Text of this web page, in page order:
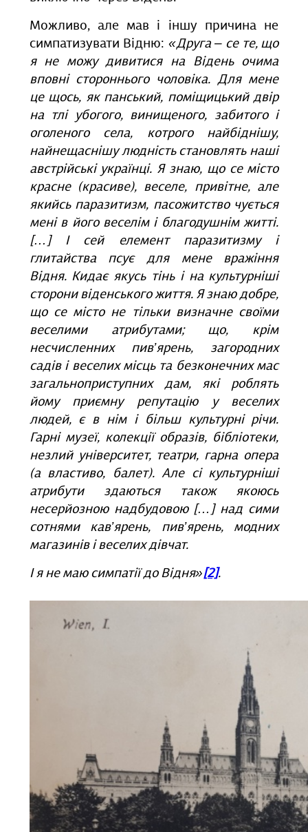
Можливо, але мав і іншу причина не
симпатизувати Відню:«Друга ‒ се те, що
я не можу дивитися на Відень очима
вповні стороннього чоловіка. Для мене
це щось, як панський, поміщицький двір
на тлі убогого, винищеного, забитого і
оголеного села, котрого найбіднішу,
найнещаснішу людність становлять наші
австрійські українці. Я знаю, що се місто
красне (красиве), веселе, привітне, але
якийсь паразитизм, пасожитство чується
мені в його веселім і благодушнім житті.
[…] І сей елемент паразитизму і
глитайства псує для мене вражіння
Відня. Кидає якусь тінь і на культурніші
сторони віденського життя. Я знаю добре,
що се місто не тільки визначне своїми
веселими атрибутами; що, крім
несчисленних пив’ярень, загородних
садів і веселих місць та безконечних мас
загальноприступних дам, які роблять
йому приємну репутацію у веселих
людей, є в нім і більш культурні річи.
Гарні музеї, колекції образів, бібліотеки,
незлий університет, театри, гарна опера
(а властиво, балет). Але сі культурніші
атрибути здаються також якоюсь
несерйозною надбудовою […] над сими
сотнями кав’ярень, пив’ярень, модних
магазинів і веселих дівчат.
І я не маю симпатії до Відня»[2].